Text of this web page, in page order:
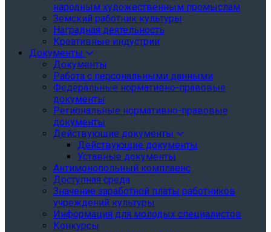
народным художественным промыслам
Земский работник культуры
Наградная деятельность
Креативные индустрии
Документы
Документы
Работа с персональными данными
Федеральные нормативно-правовые
документы
Региональные нормативно-правовые
документы
Действующие документы
Действующие документы
Уставные документы
Антимонопольный комплаенс
Доступная среда
Значение заработной платы работников
учреждений культуры
Информация для молодых специалистов
Конкурсы